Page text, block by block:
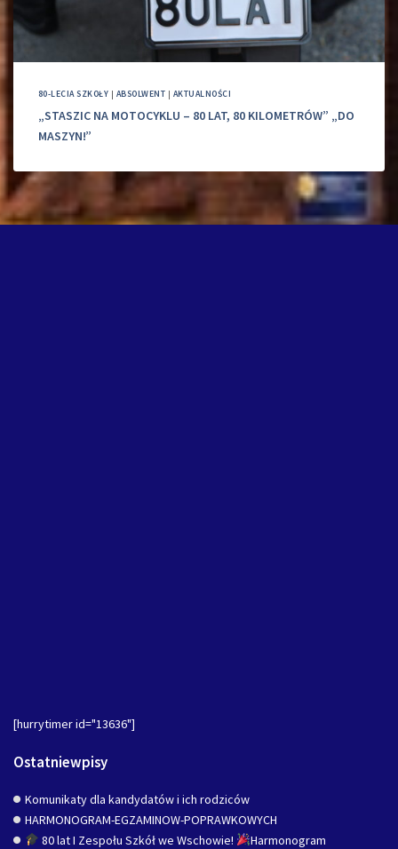
80-LECIA SZKOŁY | ABSOLWENT | AKTUALNOŚCI
„STASZIC NA MOTOCYKLU – 80 LAT, 80 KILOMETRÓW” „DO
MASZYN!”
[hurrytimer id="13636"]
Ostatniewpisy
Komunikaty dla kandydatów i ich rodziców
HARMONOGRAM-EGZAMINOW-POPRAWKOWYCH
80 lat I Zespołu Szkół we Wschowie!
Harmonogram